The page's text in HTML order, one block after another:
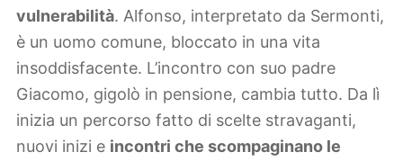
vulnerabilità. Alfonso, interpretato da Sermonti,
è un uomo comune, bloccato in una vita
insoddisfacente. L’incontro con suo padre
Giacomo, gigolò in pensione, cambia tutto. Da lì
inizia un percorso fatto di scelte stravaganti,
nuovi inizi e incontri che scompaginano le